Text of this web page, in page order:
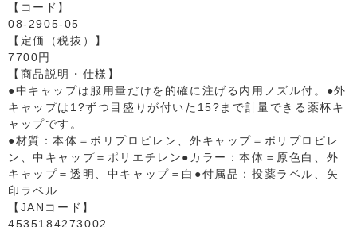
【コード】
08-2905-05
【定価（税抜）】
7700円
【商品説明・仕様】
●中キャップは服用量だけを的確に注げる内用ノズル付。●外
キャップは1?ずつ目盛りが付いた15?まで計量できる薬杯キ
ャップです。
●材質：本体＝ポリプロピレン、外キャップ＝ポリプロピレ
ン、中キャップ＝ポリエチレン●カラー：本体＝原色白、外
キャップ＝透明、中キャップ＝白●付属品：投薬ラベル、矢
印ラベル
【JANコード】
4535184273002